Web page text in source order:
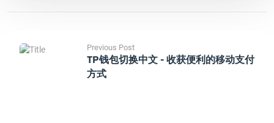
Previous Post
TP钱包切换中文 - 收获便利的移动支付
方式